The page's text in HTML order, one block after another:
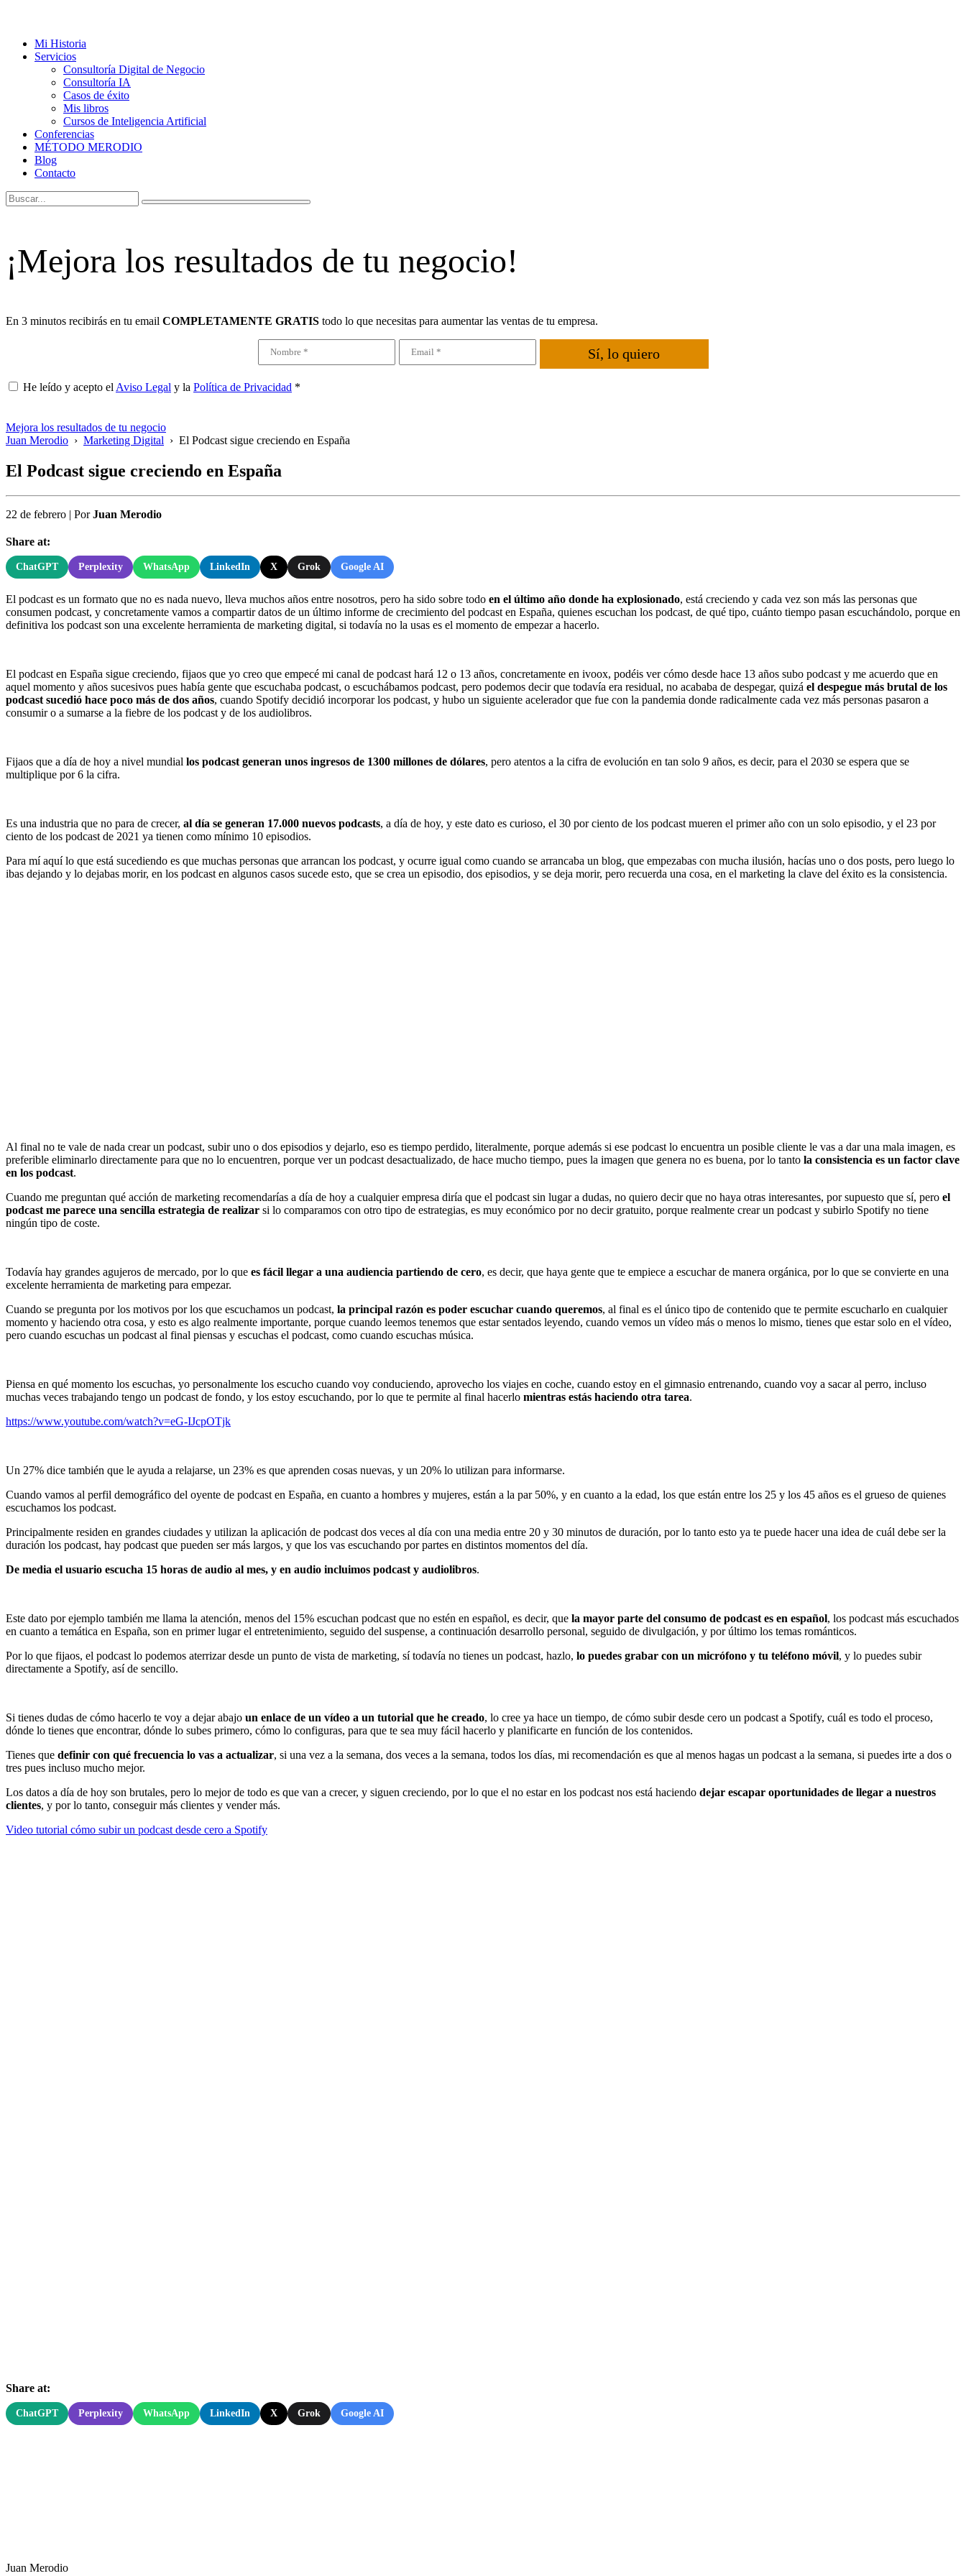
Mi Historia
Servicios
Consultoría Digital de Negocio
Consultoría IA
Casos de éxito
Mis libros
Cursos de Inteligencia Artificial
Conferencias
MÉTODO MERODIO
Blog
Contacto
¡Mejora los resultados de tu negocio!
En 3 minutos recibirás en tu email COMPLETAMENTE GRATIS todo lo que necesitas para aumentar las ventas de tu empresa.
Sí, lo quiero
He leído y acepto el Aviso Legal y la Política de Privacidad *
Mejora los resultados de tu negocio
Juan Merodio › Marketing Digital › El Podcast sigue creciendo en España
El Podcast sigue creciendo en España
22 de febrero | PorJuan Merodio
Share at:
ChatGPT Perplexity WhatsApp LinkedIn X Grok Google AI
El podcast es un formato que no es nada nuevo, lleva muchos años entre nosotros, pero ha sido sobre todo en el último año donde ha explosionado, está creciendo y cada vez son más las personas que
consumen podcast, y concretamente vamos a compartir datos de un último informe de crecimiento del podcast en España, quienes escuchan los podcast, de qué tipo, cuánto tiempo pasan escuchándolo, porque en
definitiva los podcast son una excelente herramienta de marketing digital, si todavía no la usas es el momento de empezar a hacerlo.
El podcast en España sigue creciendo, fijaos que yo creo que empecé mi canal de podcast hará 12 o 13 años, concretamente en ivoox, podéis ver cómo desde hace 13 años subo podcast y me acuerdo que en
aquel momento y años sucesivos pues había gente que escuchaba podcast, o escuchábamos podcast, pero podemos decir que todavía era residual, no acababa de despegar, quizá el despegue más brutal de los
podcast sucedió hace poco más de dos años, cuando Spotify decidió incorporar los podcast, y hubo un siguiente acelerador que fue con la pandemia donde radicalmente cada vez más personas pasaron a
consumir o a sumarse a la fiebre de los podcast y de los audiolibros.
Fijaos que a día de hoy a nivel mundial los podcast generan unos ingresos de 1300 millones de dólares, pero atentos a la cifra de evolución en tan solo 9 años, es decir, para el 2030 se espera que se
multiplique por 6 la cifra.
Es una industria que no para de crecer, al día se generan 17.000 nuevos podcasts, a día de hoy, y este dato es curioso, el 30 por ciento de los podcast mueren el primer año con un solo episodio, y el 23 por
ciento de los podcast de 2021 ya tienen como mínimo 10 episodios.
Para mí aquí lo que está sucediendo es que muchas personas que arrancan los podcast, y ocurre igual como cuando se arrancaba un blog, que empezabas con mucha ilusión, hacías uno o dos posts, pero luego lo
ibas dejando y lo dejabas morir, en los podcast en algunos casos sucede esto, que se crea un episodio, dos episodios, y se deja morir, pero recuerda una cosa, en el marketing la clave del éxito es la consistencia.
Al final no te vale de nada crear un podcast, subir uno o dos episodios y dejarlo, eso es tiempo perdido, literalmente, porque además si ese podcast lo encuentra un posible cliente le vas a dar una mala imagen, es
preferible eliminarlo directamente para que no lo encuentren, porque ver un podcast desactualizado, de hace mucho tiempo, pues la imagen que genera no es buena, por lo tanto la consistencia es un factor clave
en los podcast.
Cuando me preguntan qué acción de marketing recomendarías a día de hoy a cualquier empresa diría que el podcast sin lugar a dudas, no quiero decir que no haya otras interesantes, por supuesto que sí, pero el
podcast me parece una sencilla estrategia de realizar si lo comparamos con otro tipo de estrategias, es muy económico por no decir gratuito, porque realmente crear un podcast y subirlo Spotify no tiene
ningún tipo de coste.
Todavía hay grandes agujeros de mercado, por lo que es fácil llegar a una audiencia partiendo de cero, es decir, que haya gente que te empiece a escuchar de manera orgánica, por lo que se convierte en una
excelente herramienta de marketing para empezar.
Cuando se pregunta por los motivos por los que escuchamos un podcast, la principal razón es poder escuchar cuando queremos, al final es el único tipo de contenido que te permite escucharlo en cualquier
momento y haciendo otra cosa, y esto es algo realmente importante, porque cuando leemos tenemos que estar sentados leyendo, cuando vemos un vídeo más o menos lo mismo, tienes que estar solo en el vídeo,
pero cuando escuchas un podcast al final piensas y escuchas el podcast, como cuando escuchas música.
Piensa en qué momento los escuchas, yo personalmente los escucho cuando voy conduciendo, aprovecho los viajes en coche, cuando estoy en el gimnasio entrenando, cuando voy a sacar al perro, incluso
muchas veces trabajando tengo un podcast de fondo, y los estoy escuchando, por lo que te permite al final hacerlo mientras estás haciendo otra tarea.
https://www.youtube.com/watch?v=eG-IJcpOTjk
Un 27% dice también que le ayuda a relajarse, un 23% es que aprenden cosas nuevas, y un 20% lo utilizan para informarse.
Cuando vamos al perfil demográfico del oyente de podcast en España, en cuanto a hombres y mujeres, están a la par 50%, y en cuanto a la edad, los que están entre los 25 y los 45 años es el grueso de quienes
escuchamos los podcast.
Principalmente residen en grandes ciudades y utilizan la aplicación de podcast dos veces al día con una media entre 20 y 30 minutos de duración, por lo tanto esto ya te puede hacer una idea de cuál debe ser la
duración los podcast, hay podcast que pueden ser más largos, y que los vas escuchando por partes en distintos momentos del día.
De media el usuario escucha 15 horas de audio al mes, y en audio incluimos podcast y audiolibros.
Este dato por ejemplo también me llama la atención, menos del 15% escuchan podcast que no estén en español, es decir, que la mayor parte del consumo de podcast es en español, los podcast más escuchados
en cuanto a temática en España, son en primer lugar el entretenimiento, seguido del suspense, a continuación desarrollo personal, seguido de divulgación, y por último los temas románticos.
Por lo que fijaos, el podcast lo podemos aterrizar desde un punto de vista de marketing, sí todavía no tienes un podcast, hazlo, lo puedes grabar con un micrófono y tu teléfono móvil, y lo puedes subir
directamente a Spotify, así de sencillo.
Si tienes dudas de cómo hacerlo te voy a dejar abajo un enlace de un vídeo a un tutorial que he creado, lo cree ya hace un tiempo, de cómo subir desde cero un podcast a Spotify, cuál es todo el proceso,
dónde lo tienes que encontrar, dónde lo subes primero, cómo lo configuras, para que te sea muy fácil hacerlo y planificarte en función de los contenidos.
Tienes que definir con qué frecuencia lo vas a actualizar, si una vez a la semana, dos veces a la semana, todos los días, mi recomendación es que al menos hagas un podcast a la semana, si puedes irte a dos o
tres pues incluso mucho mejor.
Los datos a día de hoy son brutales, pero lo mejor de todo es que van a crecer, y siguen creciendo, por lo que el no estar en los podcast nos está haciendo dejar escapar oportunidades de llegar a nuestros
clientes, y por lo tanto, conseguir más clientes y vender más.
Video tutorial cómo subir un podcast desde cero a Spotify
Share at:
ChatGPT Perplexity WhatsApp LinkedIn X Grok Google AI
Juan Merodio